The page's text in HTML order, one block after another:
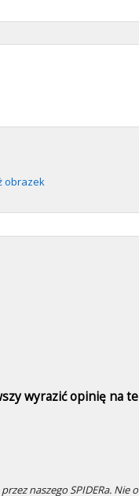
obrazek
wyrazić opinię na
naszego SPIDERa. Nie